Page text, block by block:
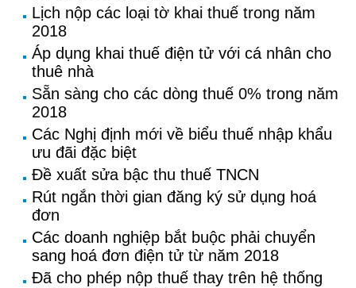
Lịch nộp các loại tờ khai thuế trong năm
2018
Áp dụng khai thuế điện tử với cá nhân cho
thuê nhà
Sẵn sàng cho các dòng thuế 0% trong năm
2018
Các Nghị định mới về biểu thuế nhập khẩu
ưu đãi đặc biệt
Đề xuất sửa bậc thu thuế TNCN
Rút ngắn thời gian đăng ký sử dụng hoá
đơn
Các doanh nghiệp bắt buộc phải chuyển
sang hoá đơn điện tử từ năm 2018
Đã cho phép nộp thuế thay trên hệ thống